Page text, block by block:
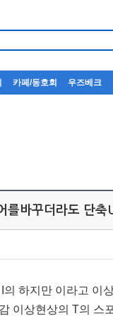
카페/동호회 우즈베크
를바꾸더라도 단
하지만 이라고 이
이상현상의 T의 스